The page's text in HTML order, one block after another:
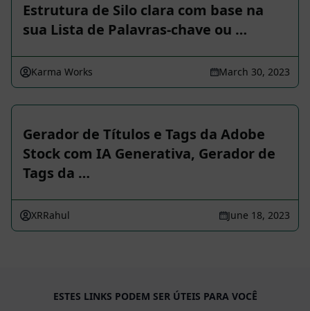
Estrutura de Silo clara com base na
sua Lista de Palavras-chave ou …
Karma Works March 30, 2023
Gerador de Títulos e Tags da Adobe
Stock com IA Generativa, Gerador de
Tags da …
XRRahul June 18, 2023
ESTES LINKS PODEM SER ÚTEIS PARA VOCÊ